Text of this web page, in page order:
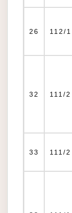
26 112/1
32 111/2
33 111/2